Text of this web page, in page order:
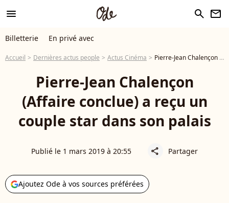
menu search newsletter
Billetterie En privé avec
Accueil Dernières actus people Actus Cinéma Pierre-Jean Chalençon (Affaire conclue) a reçu un couple star dans son palais
Pierre-Jean Chalençon
(Affaire conclue) a reçu un
couple star dans son palais
Publié le 1 mars 2019 à 20:55 share Partager
Ajoutez Ode à vos sources préférées